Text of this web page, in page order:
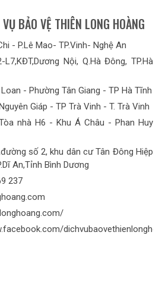
BẢO VỆ THIÊN LONG HOÀNG
- P.Lê Mao- TP.Vinh- Nghệ An
Nội, Q.Hà Đông, TP.Hà
- Phường Tân Giang - TP Hà Tĩnh
Giáp - TP Trà Vinh - T. Trà Vinh
nhà H6 - Khu Á Châu - Phan Huy
số 2, khu dân cư Tân Đông Hiệp
An,Tỉnh Bình Dương
237